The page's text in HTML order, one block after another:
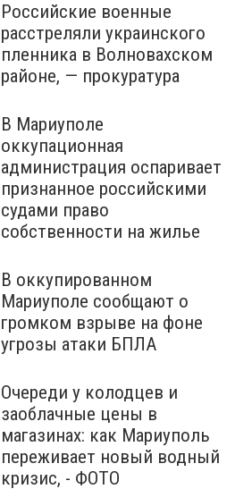
Российские военные
расстреляли украинского
пленника в Волновахском
районе, — прокуратура
В Мариуполе
оккупационная
администрация оспаривает
признанное российскими
судами право
собственности на жилье
В оккупированном
Мариуполе сообщают о
громком взрыве на фоне
угрозы атаки БПЛА
Очереди у колодцев и
заоблачные цены в
магазинах: как Мариуполь
переживает новый водный
кризис, - ФОТО